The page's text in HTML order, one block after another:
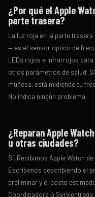
¿Por qué el Apple
parte trasera?
La luz roja en la parte
— es el sensor óptico de
LEDs rojos e infrarrojos para
otros parámetros de salud.
muñeca, está midiendo tu
No indica ningún problema.
¿Reparan Apple
u otras ciudades?
Sí. Recibimos Apple Watch
Escríbenos describiendo el
preliminar y el costo
Coordinadora o